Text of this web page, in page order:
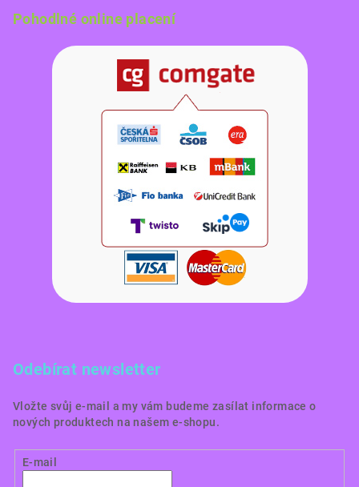
Pohodlné online placení
Odebírat newsletter
Vložte svůj e-mail a my vám budeme zasílat informace o
nových produktech na našem e-shopu.
E-mail